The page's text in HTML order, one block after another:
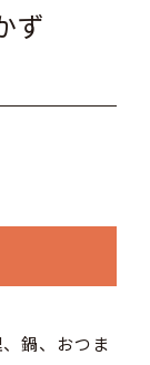
ず
鍋、おつま